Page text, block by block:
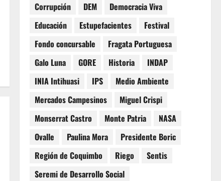
Corrupción
DEM
Democracia Viva
Educación
Estupefacientes
Festival
Fondo concursable
Fragata Portuguesa
Galo Luna
GORE Historia
INDAP
INIA Intihuasi
IPS
Medio Ambiente
Mercados Campesinos
Miguel Crispi
Monserrat Castro
Monte Patria
NASA
Ovalle
Paulina Mora
Presidente Boric
Región de Coquimbo
Riego
Sentis
Seremi de Desarrollo Social